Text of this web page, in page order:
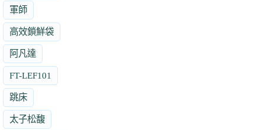
軍師
高效鎖鮮袋
阿凡達
FT-LEF101
跳床
太子松馥